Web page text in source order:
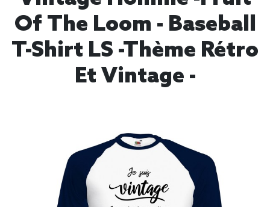
Of The Loom - Baseball
T-Shirt LS -thème Rétro
Et Vintage -